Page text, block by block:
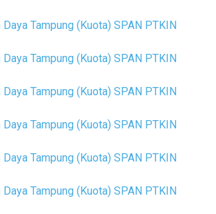
Tampung (Kuota) SPAN PTKIN
Tampung (Kuota) SPAN PTKIN
Tampung (Kuota) SPAN PTKIN
Tampung (Kuota) SPAN PTKIN
Tampung (Kuota) SPAN PTKIN
Tampung (Kuota) SPAN PTKIN